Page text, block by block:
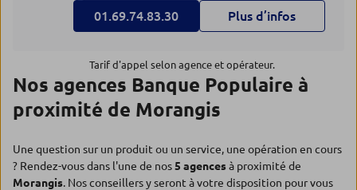
01.69.74.83.30 Plus d’infos
Tarif d'appel selon agence et opérateur.
Nos agences Banque Populaire à
proximité de Morangis
Une question sur un produit ou un service, une opération en cours
? Rendez-vous dans l'une de nos5 agencesà proximité de
Morangis. Nos conseillers y seront à votre disposition pour vous